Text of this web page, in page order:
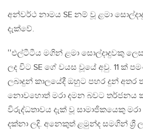
අන්වර්ථ නාමය SE නම් වූ ළමා
දැක්වේ.
‛‛එල්ටීටීය මගින් ළමා සොල්දාදුවකු
ලද විට SE ගේ වයස වූයේ අවු. 11 ක්
ලබාදුන් කාලයේදී ඔහුට පහර දුන්
නොවහොත් මරා දමන බවට තර්ජනය
විරුද්ධතාවය දැක් වූ සාමාජිකයෙකු
දක්නා ලදි. අනෙකුත් ළමුන්ද සමගින් ශ්‍රී